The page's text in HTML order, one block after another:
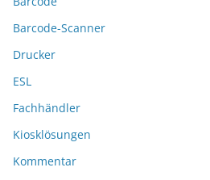
Barcode-Scanner
Drucker
ESL
Fachhändler
Kiosklösungen
Kommentar